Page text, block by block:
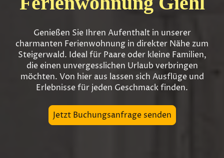
Genießen Sie Ihren Aufenthalt in unserer
charmanten Ferienwohnung in direkter Nähe zum
Steigerwald. Ideal für Paare oder kleine Familien,
die einen unvergesslichen Urlaub verbringen
möchten. Von hier aus lassen sich Ausflüge und
Erlebnisse für jeden Geschmack finden.
Jetzt Buchungsanfrage senden